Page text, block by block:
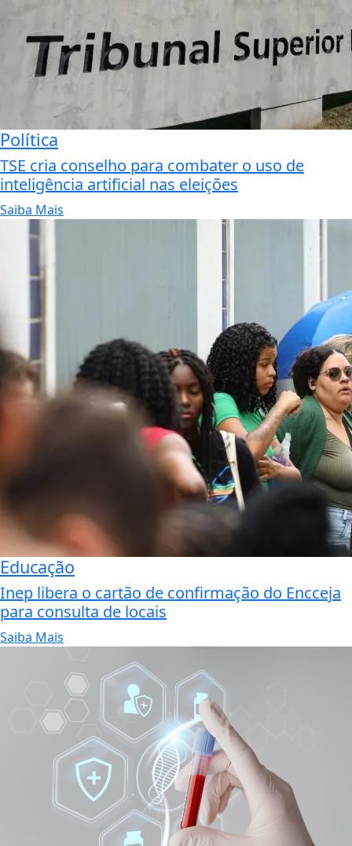
Política
TSE cria conselho para combater o uso de
inteligência artificial nas eleições
Saiba Mais
Educação
Inep libera o cartão de confirmação do Encceja
para consulta de locais
Saiba Mais